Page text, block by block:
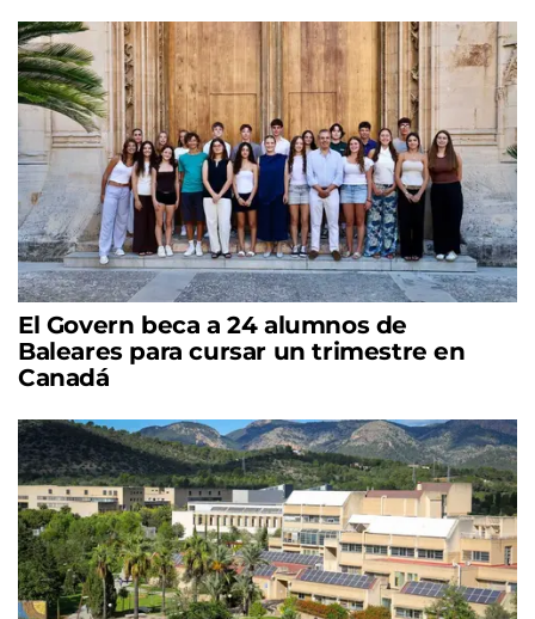
El Govern beca a 24 alumnos de
Baleares para cursar un trimestre en
Canadá